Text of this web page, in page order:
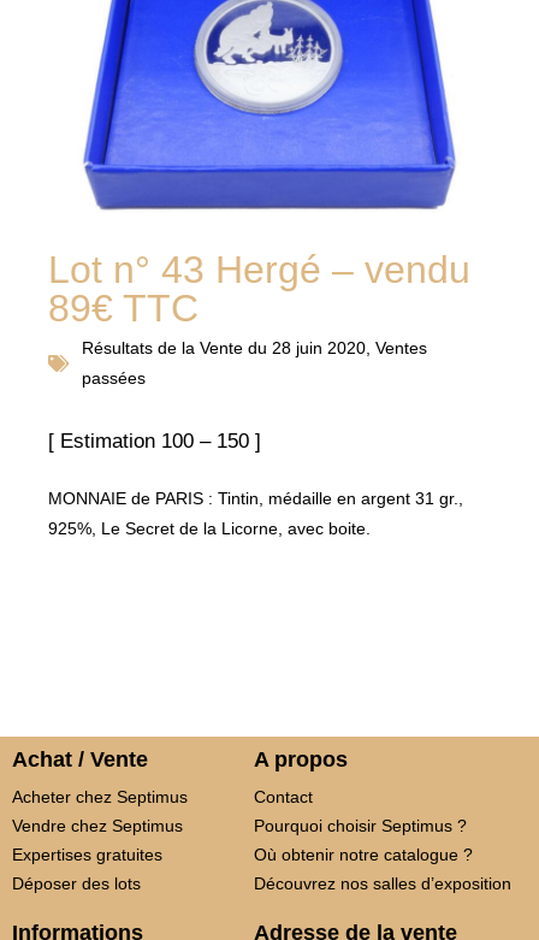
Lot n° 43 Hergé – vendu
89€ TTC
Résultats de la Vente du 28 juin 2020 Ventes
passées
[ Estimation 100 – 150 ]
MONNAIE de PARIS : Tintin, médaille en argent 31 gr.,
925%, Le Secret de la Licorne, avec boite.
Achat / Vente
Acheter chez Septimus
Vendre chez Septimus
Expertises gratuites
Déposer des lots
A propos
Contact
Pourquoi choisir Septimus ?
Où obtenir notre catalogue ?
Découvrez nos salles d’exposition
Informations Adresse de la vente